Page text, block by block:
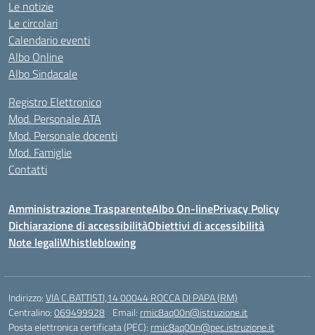
Le notizie
Le circolari
Calendario eventi
Albo Online
Albo Sindacale
Registro Elettronico
Mod. Personale ATA
Mod. Personale docenti
Mod. Famiglie
Contatti
Amministrazione TrasparenteAlbo On-linePrivacy Policy
Dichiarazione di accessibilitàObiettivi di accessibilità
Note legaliWhistleblowing
Indirizzo:VIA C.BATTISTI,14 00044 ROCCA DI PAPA (RM)
Centralino:069499928 Email: rmic8aq00n@istruzione.it
Posta elettronica certificata (PEC): rmic8aq00n@pec.istruzione.it